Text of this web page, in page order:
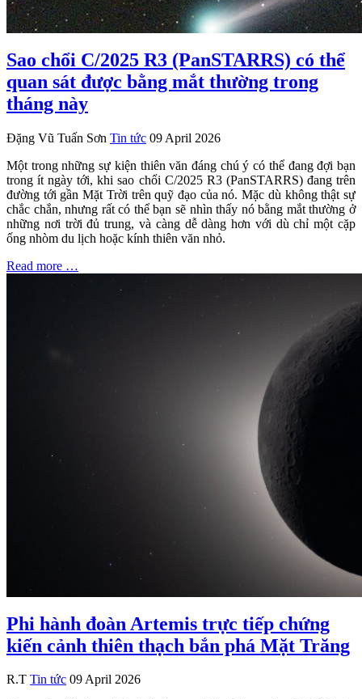
Sao chổi C/2025 R3 (PanSTARRS) có thể
quan sát được bằng mắt thường trong
tháng này
Đặng Vũ Tuấn Sơn Tin tức 09 April 2026
Một trong những sự kiện thiên văn đáng chú ý có thể đang đợi bạn
trong ít ngày tới, khi sao chổi C/2025 R3 (PanSTARRS) đang trên
đường tới gần Mặt Trời trên quỹ đạo của nó. Mặc dù không thật sự
chắc chắn, nhưng rất có thể bạn sẽ nhìn thấy nó bằng mắt thường ở
những nơi trời đủ trung, và càng dễ dàng hơn với dù chỉ một cặp
ống nhòm du lịch hoặc kính thiên văn nhỏ.
Read more …
Phi hành đoàn Artemis trực tiếp chứng
kiến cảnh thiên thạch bắn phá Mặt Trăng
R.T Tin tức 09 April 2026